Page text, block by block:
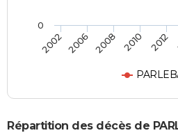
2002 2006 2008 2010 2012
0
Répartition des décès de